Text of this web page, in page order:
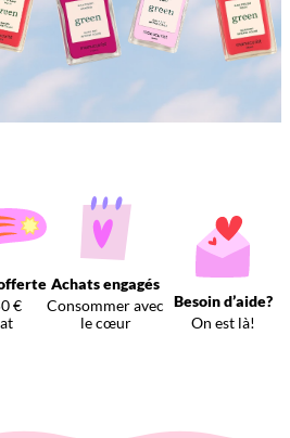
€
Achats engagés
Consommer avec
le cœur
Besoin d’aide?
On est là!